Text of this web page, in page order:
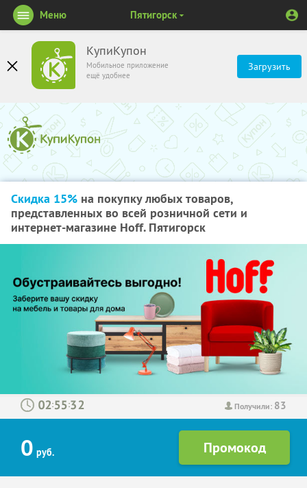
КупиКупон
Мобильное приложение
ещё удобнее
Загрузить
Меню Пятигорск
Скидка 15% на покупку любых товаров,
представленных во всей розничной сети и
интернет-магазине Hoff. Пятигорск
Получили: 83
: :
0 руб.